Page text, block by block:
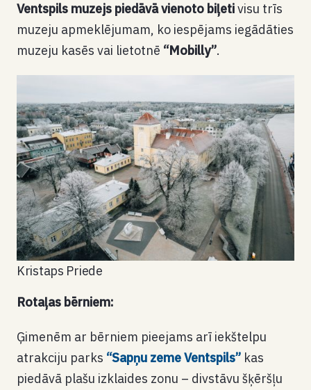
Ventspils muzejs piedāvā vienoto biļetivisu trīs
muzeju apmeklējumam, ko iespējams iegādāties
muzeju kasēs vai lietotnē “Mobilly”.
Kristaps Priede
Rotaļas bērniem:
Ģimenēm ar bērniem pieejams arī iekštelpu
atrakciju parks “Sapņu zeme Ventspils” kas
piedāvā plašu izklaides zonu – divstāvu šķēršļu